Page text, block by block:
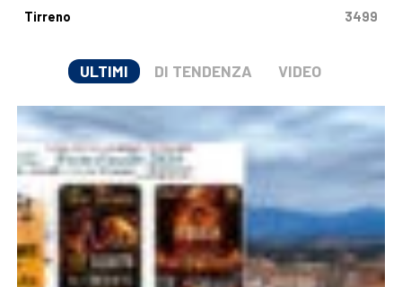
Tirreno
3499
ULTIMI DI TENDENZA VIDEO